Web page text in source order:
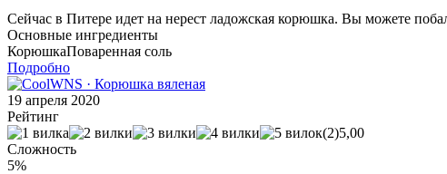
Сейчас в Питере идет на нерест ладожская корюшка. Вы можете
Основные ингредиенты
КорюшкаПоваренная соль
Подробно
19 апреля 2020
Рейтинг
(2)5,00
Сложность
5%